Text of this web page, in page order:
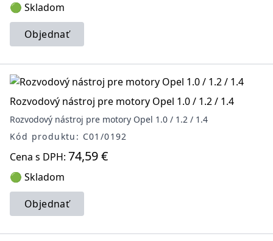
🟢 Skladom
Objednať
Rozvodový nástroj pre motory Opel 1.0 / 1.2 / 1.4
Rozvodový nástroj pre motory Opel 1.0 / 1.2 / 1.4
Kód produktu: C01/0192
Cena s DPH: 74,59 €
🟢 Skladom
Objednať